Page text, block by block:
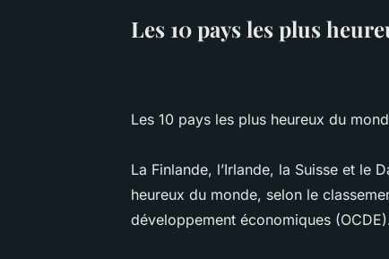
Les 10 pays les plus
Les 10 pays les plus heureux du
La Finlande, l’Irlande, la Suisse et le
heureux du monde, selon le
développement économiques